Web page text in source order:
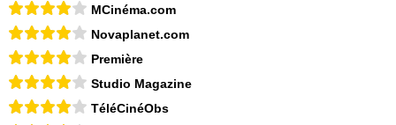
MCinéma.com
Novaplanet.com
Première
Studio Magazine
TéléCinéObs